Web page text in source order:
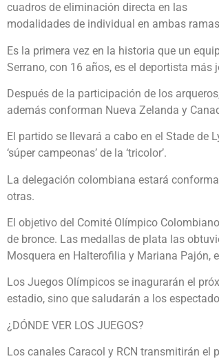
cuadros de eliminación directa en las
modalidades de individual en ambas
Es la primera vez en la historia que un
Serrano, con 16 años, es el deportista
Después de la participación de los
además conforman Nueva Zelanda y
El partido se llevará a cabo en el Stade de
‘súper campeonas’ de la ‘tricolor’.
La delegación colombiana estará
otras.
El objetivo del Comité Olímpico
de bronce. Las medallas de plata las
Mosquera en Halterofilia y Mariana Pajón,
Los Juegos Olímpicos se inagurarán el
estadio, sino que saludarán a los
¿DÓNDE VER LOS JUEGOS?
Los canales Caracol y RCN transmitirán